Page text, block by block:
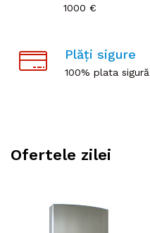
1000 €
Plăți sigure
100% plata sigură
Ofertele zilei